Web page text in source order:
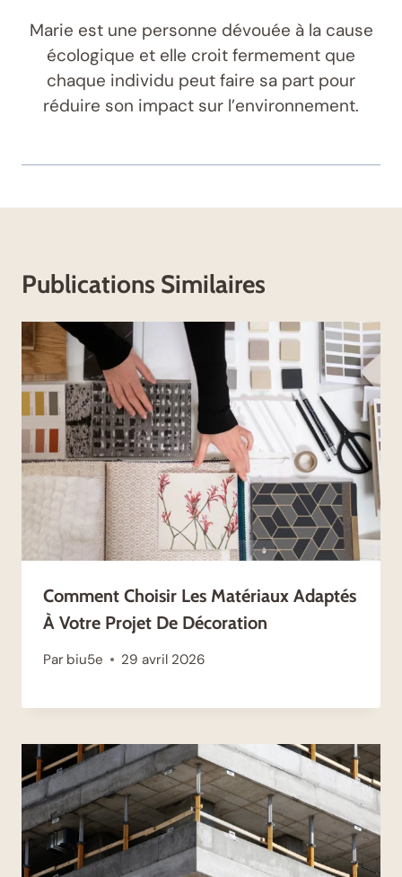
Marie est une personne dévouée à la cause
écologique et elle croit fermement que
chaque individu peut faire sa part pour
réduire son impact sur l’environnement.
Publications Similaires
Comment Choisir Les Matériaux Adaptés
À Votre Projet De Décoration
Par biu5e 29 avril 2026